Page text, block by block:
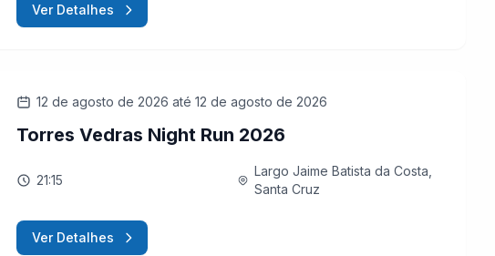
Ver Detalhes
12 de agosto de 2026 até 12 de agosto de 2026
Torres Vedras Night Run 2026
21:15
Largo Jaime Batista da Costa,
Santa Cruz
Ver Detalhes